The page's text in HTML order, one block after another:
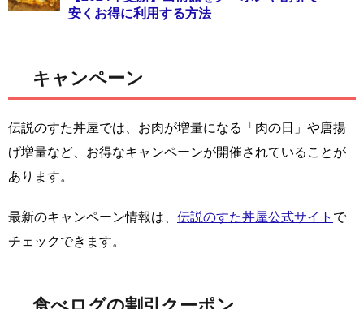
安くお得に利用する方法
キャンペーン
伝説のすた丼屋では、お肉が増量になる「肉の日」や唐揚
げ増量など、お得なキャンペーンが開催されていることが
あります。
最新のキャンペーン情報は、 伝説のすた丼屋公式サイト で
チェックできます。